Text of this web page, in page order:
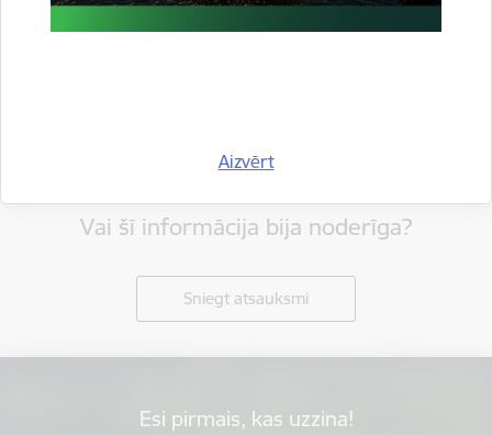
Aizvērt
Vai šī informācija bija noderīga?
Sniegt atsauksmi
Esi pirmais, kas uzzina!